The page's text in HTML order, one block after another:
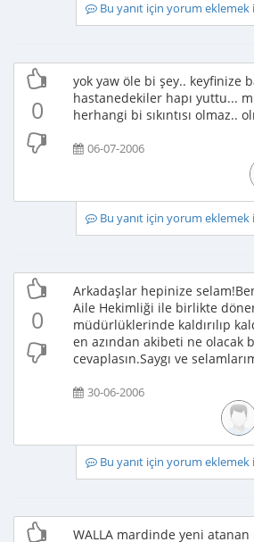
Bu yanıt için yorum
0
yok yaw öle bi şey.. keyfinize
hastanedekiler hapı yuttu...
herhangi bi sıkıntısı olmaz..
06-07-2006
Bu yanıt için yorum
0
Arkadaşlar hepinize
Aile Hekimliği ile birlikte
müdürlüklerinde kaldırılıp
en azından akibeti ne olacak
cevaplasın.Saygı ve
30-06-2006
Bu yanıt için yorum
WALLA mardinde yeni atanan